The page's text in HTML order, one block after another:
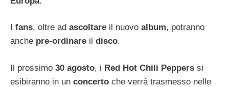
fans, oltre ad ascoltare il nuovo album, potranno
anche pre-ordinare il disco.
Il prossimo 30 agosto, i Red Hot Chili Peppers si
esibiranno in un concerto che verrà trasmesso nelle